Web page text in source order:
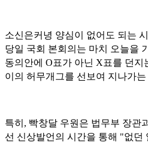
소신은커녕 양심이 없어도 되는
당일 국회 본회의는 마치 오늘을
동의안에 O표가 아닌 X표를 던
이의 허무개그를 선보여 지나가
특히, 빡창달 우원은 법무부 장관
선 신상발언의 시간을 통해 "없던